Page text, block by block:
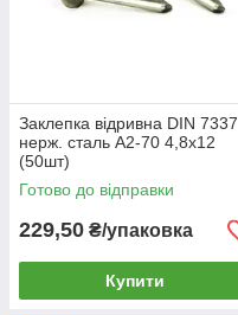
Заклепка відривна DIN 7337
нерж. сталь А2-70 4,8х12
(50шт)
Готово до відправки
229,50 ₴/упаковка
Купити